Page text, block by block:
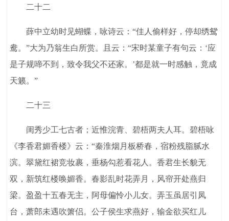
二十二
薛中立幼时见蝴蝶，咏诗云：“佳人偷样好，停却绣鸳
鸯。”大为乃翁生白所赏。且云：“宋时某童子有句云：‘应
是子规啼不到，致令我父不还家。’都是就一时感触，竟成
天籁。”
二十三
闺秀少工七古者；近惟浣青、碧梧两夫人耳。碧梧咏
《李香君媚香楼》云：“秦淮烟月板桥春，宿粉残脂腻水
滨。翠黛红裙竞妆裹，垂杨勾惹看花人。香君生长貌无
双，新筑红楼唤媚香。春影乱时花弄月，风帘开处燕归
梁。盈盈十五春无主，阿母偏怜小儿女。弄玉虽居引凤
台，萧郎未遇吹箫侣。公子侯生求燕好，输金欲买红儿